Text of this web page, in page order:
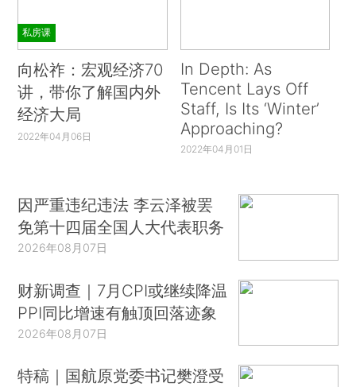
私房课
向松祚：宏观经济70
讲，带你了解国内外
经济大局
2022年04月06日
In Depth: As
Tencent Lays Off
Staff, Is Its ‘Winter’
Approaching?
2022年04月01日
因严重违纪违法 李云泽被罢
免第十四届全国人大代表职务
2026年08月07日
财新调查｜7月CPI或继续降温
PPI同比增速有触顶回落迹象
2026年08月07日
特稿｜国航原党委书记樊澄受